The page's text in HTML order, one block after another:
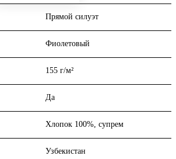
Прямой силуэт
Фиолетовый
155 г/м²
Да
Хлопок 100%, супрем
Узбекистан